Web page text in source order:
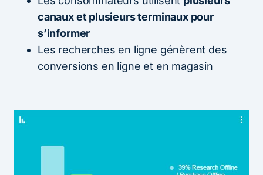
canaux et plusieurs terminaux pour
s’informer
Les recherches en ligne génèrent des
conversions en ligne et en magasin